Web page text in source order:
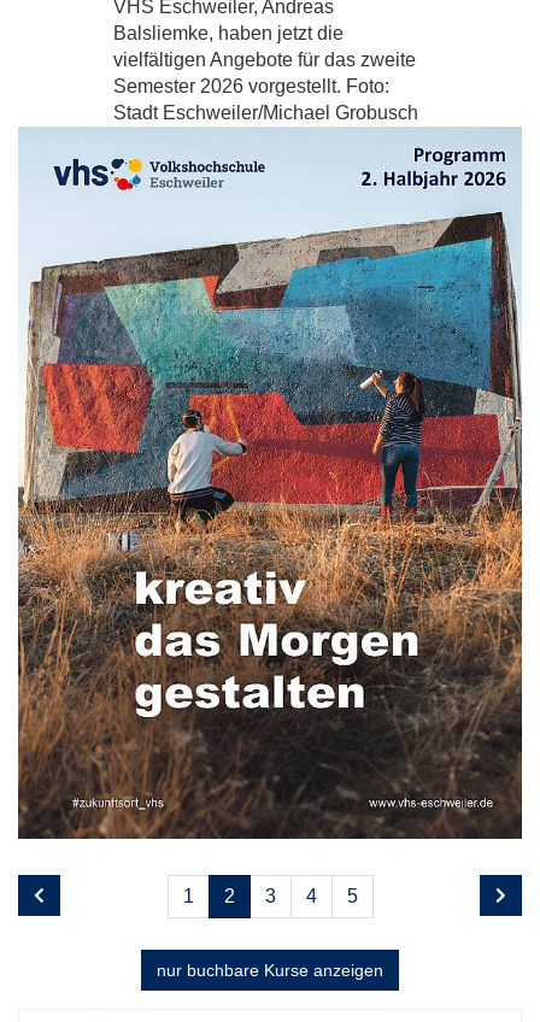
VHS Eschweiler, Andreas
Balsliemke, haben jetzt die
vielfältigen Angebote für das zweite
Semester 2026 vorgestellt. Foto:
Stadt Eschweiler/Michael Grobusch
Seite
2
Seiten
blättern
1 2 3 4 5
nur buchbare Kurse anzeigen